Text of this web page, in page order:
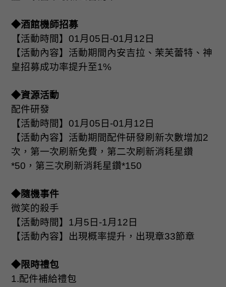
◆酒館機師招募
【活動時間】01月05 日 -01月 12 日
【活動內容】活動期間內安吉拉、茉芙蕾特、神
皇招募成功率提升至1%
◆資源活動
配件研發
【活動時間】01月05 日 -01月 12 日
【活動內容】活動期間配件研發刷新次數增加2
次，第一次刷新免費，第二次刷新消耗星鑽
*50 ，第三次刷新消耗星鑽*150
◆隨機事件
微笑的殺手
【活動時間】 1月 5 日 -1月 12 日
【活動內容】出現概率提升，出現章33節章
◆限時禮包
1.配件補給禮包